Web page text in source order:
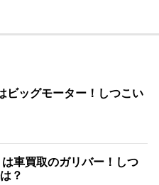
ビッグモーター！しつこい
は車買取のガリバー！しつ
？